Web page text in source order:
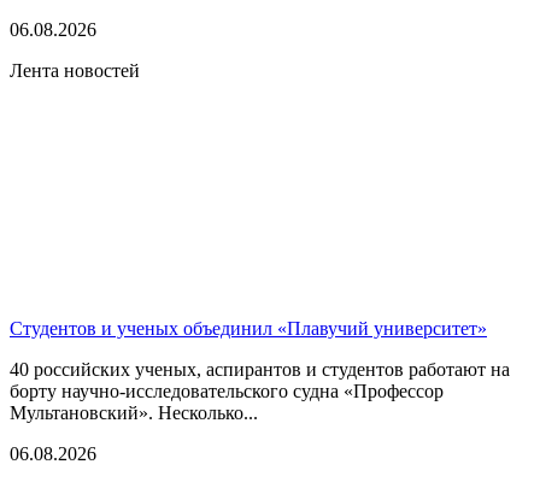
06.08.2026
Лента новостей
Студентов и ученых объединил «Плавучий университет»
40 российских ученых, аспирантов и студентов работают на
борту научно-исследовательского судна «Профессор
Мультановский». Несколько...
06.08.2026